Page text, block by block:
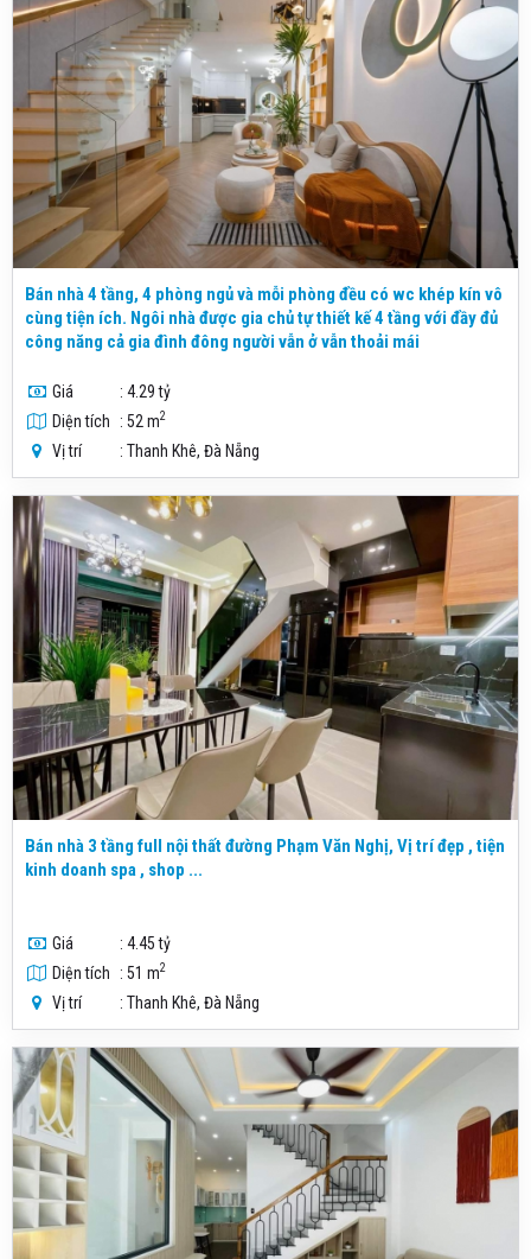
Bán nhà 4 tầng, 4 phòng ngủ và mỗi phòng đều có wc khép kín vô
cùng tiện ích. Ngôi nhà được gia chủ tự thiết kế 4 tầng với đầy đủ
công năng cả gia đình đông người vẫn ở vẫn thoải mái
Giá
: 4.29 tỷ
Diện tích
: 52 m2
Vị trí : Thanh Khê, Đà Nẵng
Bán nhà 3 tầng full nội thất đường Phạm Văn Nghị, Vị trí đẹp , tiện
kinh doanh spa , shop ...
Giá
: 4.45 tỷ
Diện tích
: 51 m2
Vị trí : Thanh Khê, Đà Nẵng